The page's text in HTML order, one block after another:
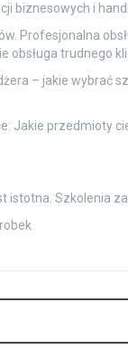
biznesowych i
Profesjonalna
obsługa trudnego
– jakie wybrać
Jakie przedmioty
istotna. Szkolenia